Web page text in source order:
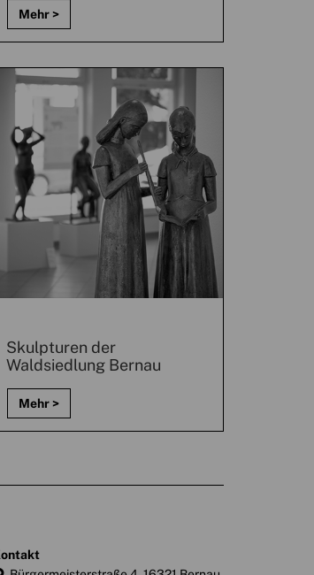
Skulpturen der
Waldsiedlung Bernau
kontakt